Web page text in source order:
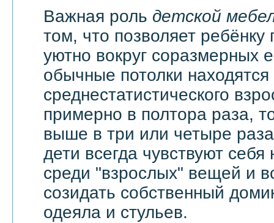
Важная роль детской
том, что позволяет ребёнку
уютно вокруг соразмерных
обычные потолки
среднестатистического
примерно в полтора раза,
выше в три или четыре
дети всегда чувствуют
среди "взрослых" вещей и
созидать собственный
одеяла и стульев.